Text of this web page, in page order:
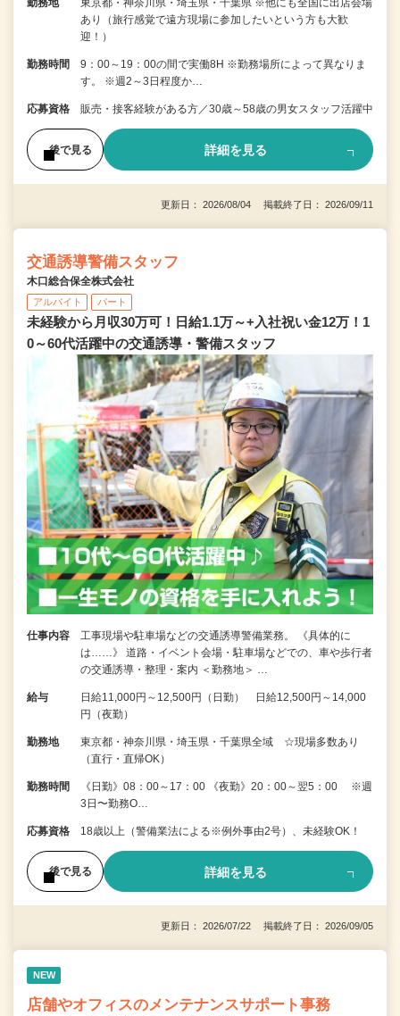
勤務地
東京都・神奈川県・埼玉県・千葉県 ※他にも全国に出店会場
あり（旅行感覚で遠方現場に参加したいという方も大歓
迎！）
勤務時間
9：00～19：00の間で実働8H ※勤務場所によって異なりま
す。 ※週2～3日程度か…
応募資格 販売・接客経験がある方／30歳～58歳の男女スタッフ活躍中
後で見る 詳細を見る
更新日： 2026/08/04 掲載終了日： 2026/09/11
交通誘導警備スタッフ
木口総合保全株式会社
アルバイト パート
未経験から月収30万可！日給1.1万～+入社祝い金12万！1
0～60代活躍中の交通誘導・警備スタッフ
仕事内容
工事現場や駐車場などの交通誘導警備業務。 《具体的に
は……》 道路・イベント会場・駐車場などでの、車や歩行者
の交通誘導・整理・案内 ＜勤務地＞ …
給与
日給11,000円～12,500円（日勤） 日給12,500円～14,000
円（夜勤）
勤務地
東京都・神奈川県・埼玉県・千葉県全域 ☆現場多数あり
（直行・直帰OK）
勤務時間
《日勤》08：00～17：00 《夜勤》20：00～翌5：00 ※週
3日〜勤務O…
応募資格 18歳以上（警備業法による※例外事由2号）、未経験OK！
後で見る 詳細を見る
更新日： 2026/07/22 掲載終了日： 2026/09/05
NEW
店舗やオフィスのメンテナンスサポート事務